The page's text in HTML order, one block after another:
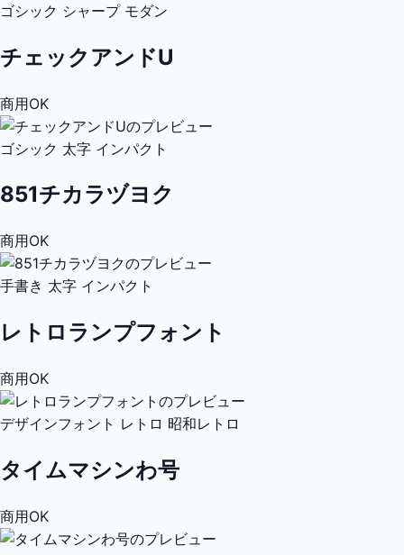
ゴシック シャープ モダン
チェックアンドU
商用OK
ゴシック 太字 インパクト
851チカラヅヨク
商用OK
手書き 太字 インパクト
レトロランプフォント
商用OK
デザインフォント レトロ 昭和レトロ
タイムマシンわ号
商用OK